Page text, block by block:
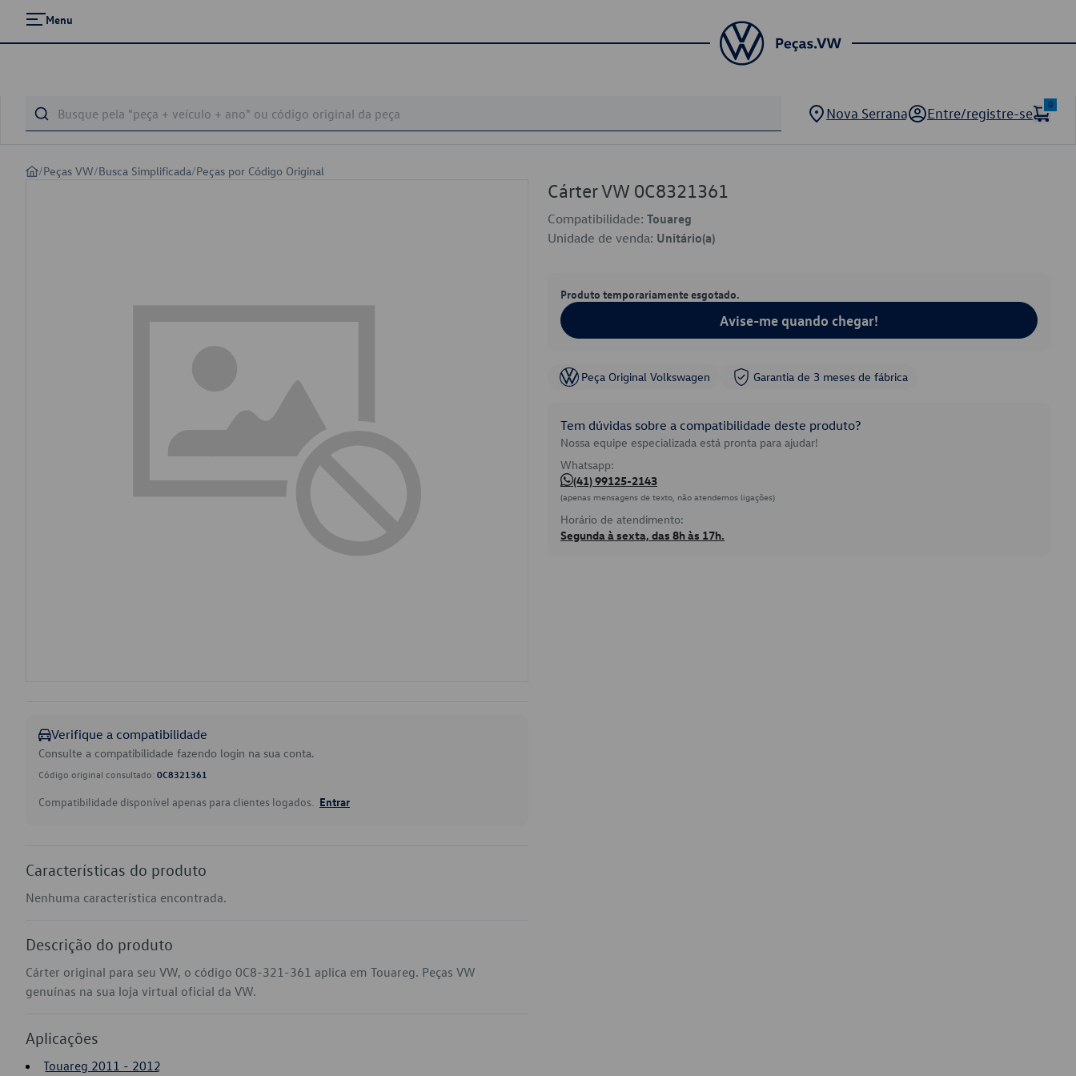
Menu
Nova Serrana Entre/registre-se
0
/Peças VW/Busca Simplificada/Peças por Código Original
Verifique a compatibilidade
Consulte a compatibilidade fazendo login na sua conta.
Código original consultado: 0C8321361
Compatibilidade disponível apenas para clientes logados. Entrar
Características do produto
Nenhuma característica encontrada.
Descrição do produto
Cárter original para seu VW, o código 0C8-321-361 aplica em Touareg. Peças VW
genuínas na sua loja virtual oficial da VW.
Aplicações
Touareg 2011 - 2012
Cárter VW 0C8321361
Compatibilidade: Touareg
Unidade de venda: Unitário(a)
Produto temporariamente esgotado.
Avise-me quando chegar!
Peça Original Volkswagen Garantia de 3 meses de fábrica
Tem dúvidas sobre a compatibilidade deste produto?
Nossa equipe especializada está pronta para ajudar!
Whatsapp:
(41) 99125-2143
(apenas mensagens de texto, não atendemos ligações)
Horário de atendimento:
Segunda à sexta, das 8h às 17h.